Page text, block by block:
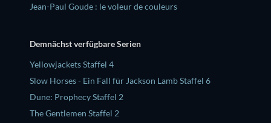
Jean-Paul Goude : le voleur de couleurs
Demnächst verfügbare Serien
Yellowjackets Staffel 4
Slow Horses - Ein Fall für Jackson Lamb Staffel 6
Dune: Prophecy Staffel 2
The Gentlemen Staffel 2